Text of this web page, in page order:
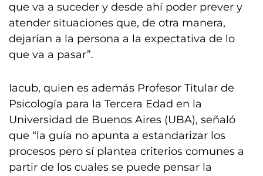
que va a suceder y desde ahí poder prever y
atender situaciones que, de otra manera,
dejarían a la persona a la expectativa de lo
que va a pasar”.
Iacub, quien es además Profesor Titular de
Psicología para la Tercera Edad en la
Universidad de Buenos Aires (UBA), señaló
que “la guía no apunta a estandarizar los
procesos pero sí plantea criterios comunes a
partir de los cuales se puede pensar la